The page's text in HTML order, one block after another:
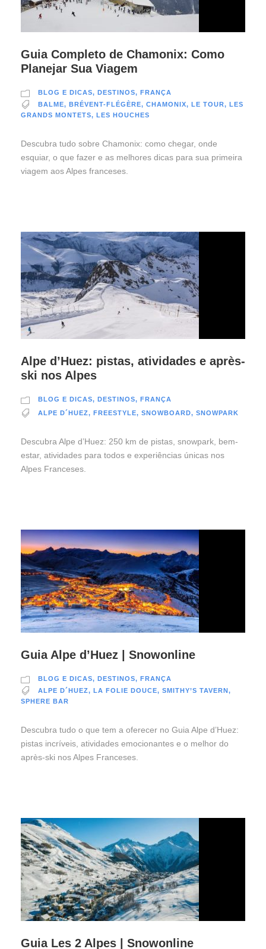
Guia Completo de Chamonix: Como
Planejar Sua Viagem
BLOG E DICAS, DESTINOS, FRANÇA
BALME, BRÉVENT-FLÉGÈRE, CHAMONIX, LE TOUR, LES
GRANDS MONTETS, LES HOUCHES
Descubra tudo sobre Chamonix: como chegar, onde
esquiar, o que fazer e as melhores dicas para sua primeira
viagem aos Alpes franceses.
Alpe d’Huez: pistas, atividades e après-
ski nos Alpes
BLOG E DICAS, DESTINOS, FRANÇA
ALPE D´HUEZ, FREESTYLE, SNOWBOARD, SNOWPARK
Descubra Alpe d’Huez: 250 km de pistas, snowpark, bem-
estar, atividades para todos e experiências únicas nos
Alpes Franceses.
Guia Alpe d’Huez | Snowonline
BLOG E DICAS, DESTINOS, FRANÇA
ALPE D´HUEZ, LA FOLIE DOUCE, SMITHY’S TAVERN,
SPHERE BAR
Descubra tudo o que tem a oferecer no Guia Alpe d’Huez:
pistas incríveis, atividades emocionantes e o melhor do
après-ski nos Alpes Franceses.
Guia Les 2 Alpes | Snowonline